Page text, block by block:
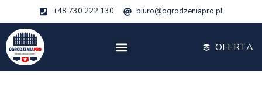
+48 730 222 130 biuro@ogrodzeniapro.pl
OFERTA